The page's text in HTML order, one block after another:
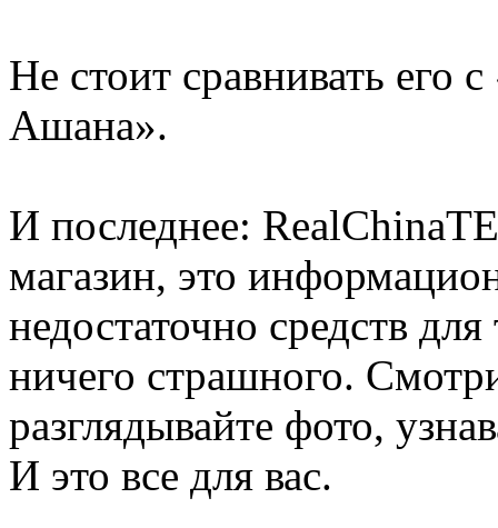
Не стоит сравнивать
Ашана».
И последнее:
магазин, это
недостаточно средств
ничего страшного.
разглядывайте фото,
И это все для вас.